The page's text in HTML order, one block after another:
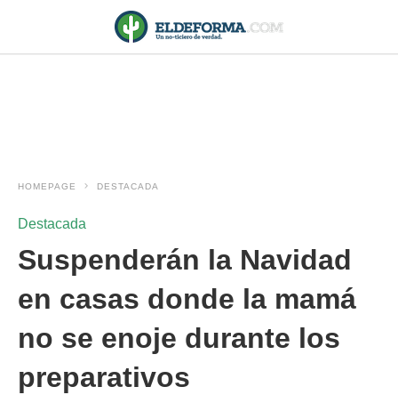
HOMEPAGE DESTACADA
Destacada
Suspenderán la Navidad
en casas donde la mamá
no se enoje durante los
preparativos